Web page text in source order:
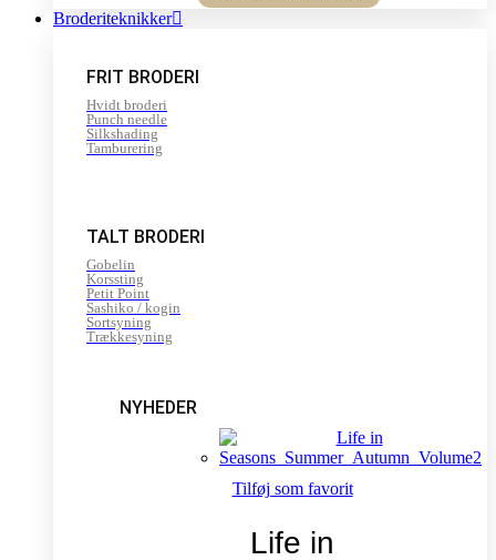
Broderiteknikker
FRIT BRODERI
Hvidt broderi
Punch needle
Silkshading
Tamburering
TALT BRODERI
Gobelin
Korssting
Petit Point
Sashiko / kogin
Sortsyning
Trækkesyning
NYHEDER
Tilføj som favorit
Life in